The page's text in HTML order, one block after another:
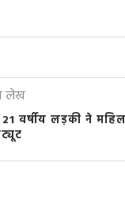
लेख
21 वर्षीय लड़की ने